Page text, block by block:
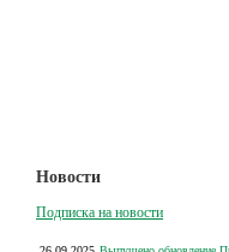
Новости
Подписка на новости